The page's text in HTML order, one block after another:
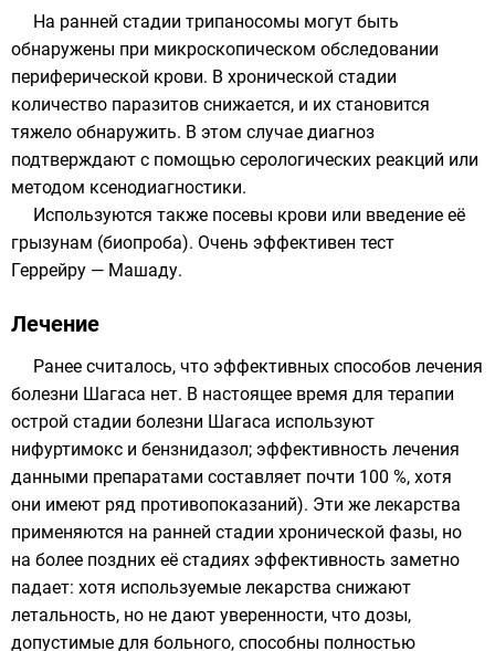
На ранней стадии трипаносомы могут быть
обнаружены при микроскопическом обследовании
периферической крови. В хронической стадии
количество паразитов снижается, и их становится
тяжело обнаружить. В этом случае диагноз
подтверждают с помощью серологических реакций или
методом ксенодиагностики.
Используются также посевы крови или введение её
грызунам (биопроба). Очень эффективен тест
Геррейру — Машаду.
Лечение
Ранее считалось, что эффективных способов лечения
болезни Шагаса нет. В настоящее время для терапии
острой стадии болезни Шагаса используют
нифуртимокс и бензнидазол; эффективность лечения
данными препаратами составляет почти 100 %, хотя
они имеют ряд противопоказаний). Эти же лекарства
применяются на ранней стадии хронической фазы, но
на более поздних её стадиях эффективность заметно
падает: хотя используемые лекарства снижают
летальность, но не дают уверенности, что дозы,
допустимые для больного, способны полностью